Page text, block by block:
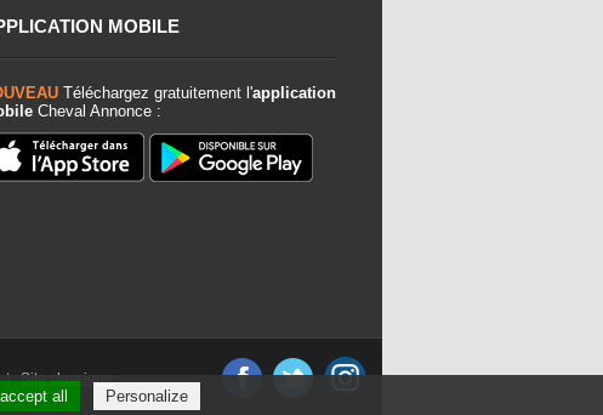
MOBILE
Téléchargez gratuitement l'application
Cheval Annonce :
|Site classique
all Personalize